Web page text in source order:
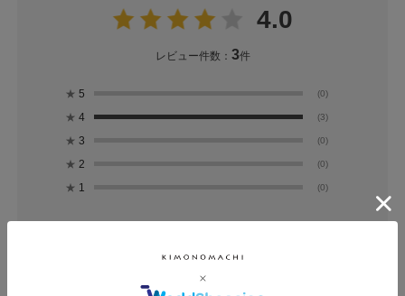
4.0
レビュー件数： 3件
★ 5 (0)
★ 4 (3)
★ 3 (0)
★ 2 (0)
★ 1 (0)